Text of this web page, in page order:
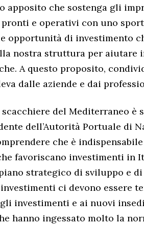
apposito che sostenga gli
pronti e operativi con uno
opportunità di investimento
nostra struttura per
A questo proposito,
dalle aziende e dai
del Mediterraneo è
dell’Autorità Portuale di
che è
favoriscano investimenti in
strategico di sviluppo e
ci devono essere
investimenti e ai nuovi
hanno ingessato molto la